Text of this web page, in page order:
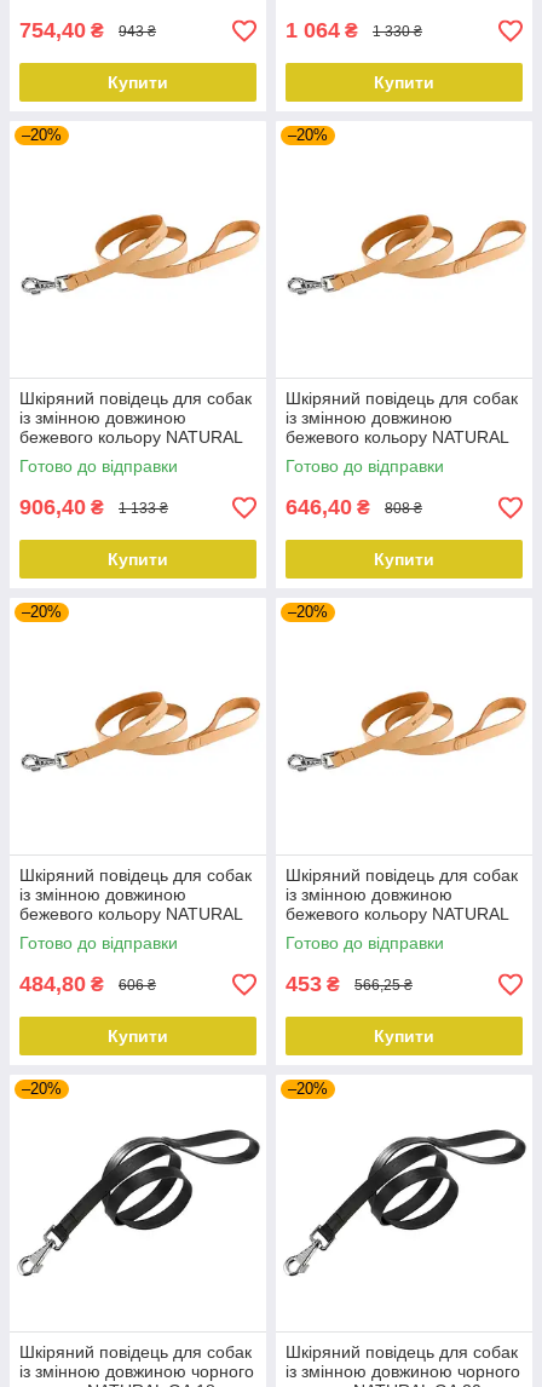
754,40 ₴ 943 ₴
Купити
1 064 ₴ 1 330 ₴
Купити
–20%
Шкіряний повідець для собак
із змінною довжиною
бежевого кольору NATURAL
GA 18 mm x L 200 cm
Готово до відправки
906,40 ₴ 1 133 ₴
Купити
–20%
Шкіряний повідець для собак
із змінною довжиною
бежевого кольору NATURAL
GA 20 mm x L 120 cm
Готово до відправки
646,40 ₴ 808 ₴
Купити
–20%
Шкіряний повідець для собак
із змінною довжиною
бежевого кольору NATURAL
GA 15 mm x L 120 cm
Готово до відправки
484,80 ₴ 606 ₴
Купити
–20%
Шкіряний повідець для собак
із змінною довжиною
бежевого кольору NATURAL
GA 10 mm x L 120 cm
Готово до відправки
453 ₴ 566,25 ₴
Купити
–20%
Шкіряний повідець для собак
із змінною довжиною чорного
–20%
Шкіряний повідець для собак
із змінною довжиною чорного